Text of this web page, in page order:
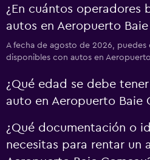
¿En cuántos operadores
autos en Aeropuerto Baie
A fecha de agosto de 2026, puedes
disponibles con autos en
¿Qué edad se debe
auto en Aeropuerto Baie
¿Qué documentación o
necesitas para rentar un